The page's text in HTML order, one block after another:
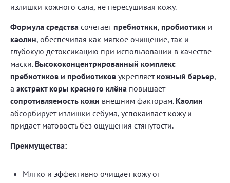
излишки кожного сала, не пересушивая кожу.
Формула средства сочетает пребиотики, пробиотики и
каолин, обеспечивая как мягкое очищение, так и
глубокую детоксикацию при использовании в качестве
маски. Высококонцентрированный комплекс
пребиотиков и пробиотиков укрепляет кожный барьер,
а экстракт коры красного клёна повышает
сопротивляемость кожи внешним факторам. Каолин
абсорбирует излишки себума, успокаивает кожу и
придаёт матовость без ощущения стянутости.
Преимущества:
Мягко и эффективно очищает кожу от